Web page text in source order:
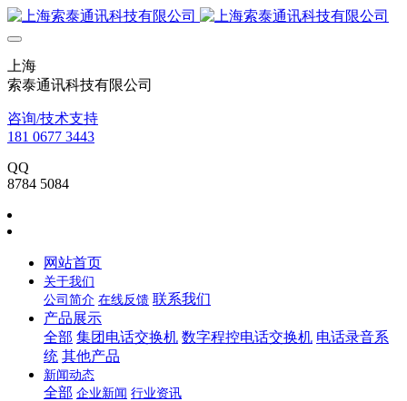
上海
索泰通讯科技有限公司
咨询/技术支持
181 0677 3443
QQ
8784 5084
网站首页
关于我们
公司简介 在线反馈 联系我们
产品展示
全部 集团电话交换机 数字程控电话交换机 电话录音系
统 其他产品
新闻动态
全部 企业新闻 行业资讯